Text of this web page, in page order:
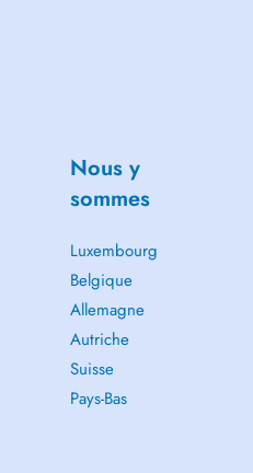
Nous y
sommes
Luxembourg
Belgique
Allemagne
Autriche
Suisse
Pays-Bas